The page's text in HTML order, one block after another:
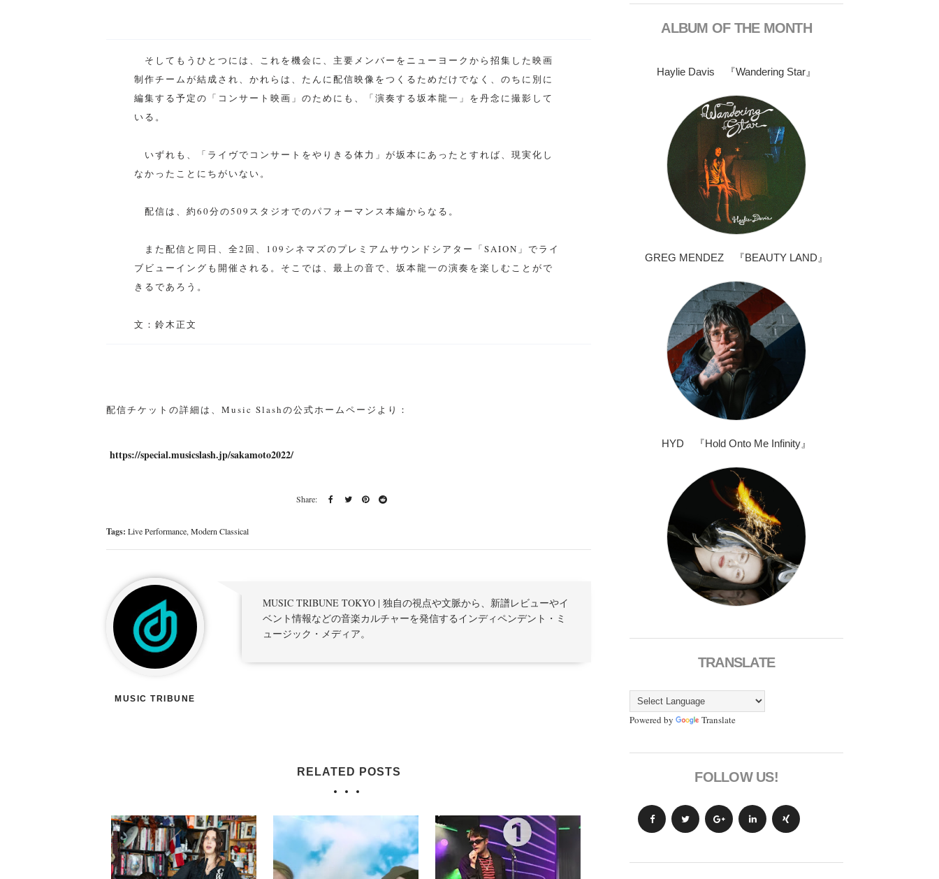
そしてもうひとつには、これを機会に、主要メンバーをニューヨークから招集した映画
制作チームが結成され、かれらは、たんに配信映像をつくるためだけでなく、のちに別に
編集する予定の「コンサート映画」のためにも、「演奏する坂本龍一」を丹念に撮影して
いる。
いずれも、「ライヴでコンサートをやりきる体力」が坂本にあったとすれば、現実化し
なかったことにちがいない。
配信は、約60分の509スタジオでのパフォーマンス本編からなる。
また配信と同日、全2回、109シネマズのプレミアムサウンドシアター「SAION」でライ
ブビューイングも開催される。そこでは、最上の音で、坂本龍一の演奏を楽しむことがで
きるであろう。
文：鈴木正文
配信チケットの詳細は、Music Slashの公式ホームページより：
https://special.musicslash.jp/sakamoto2022/
Tags: Live Performance, Modern Classical
MUSIC TRIBUNE
MUSIC TRIBUNE TOKYO | 独自の視点や文脈から、新譜レビューやイ
ベント情報などの音楽カルチャーを発信するインディペンデント・ミ
ュージック・メディア。
RELATED POSTS
ALBUM OF THE MONTH
Haylie Davis 『Wandering Star』
GREG MENDEZ 『BEAUTY LAND』
HYD 『Hold Onto Me Infinity』
TRANSLATE
Powered by Translate
FOLLOW US!